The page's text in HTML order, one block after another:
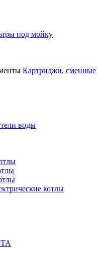
под мойку
Картриджи, сменные
воды
котлы